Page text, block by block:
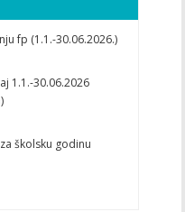
fp (1.1.-30.06.2026.)
1.1.-30.06.2026
školsku godinu